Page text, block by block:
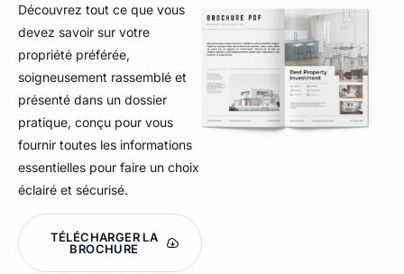
Découvrez tout ce que vous
devez savoir sur votre
propriété préférée,
soigneusement rassemblé et
présenté dans un dossier
pratique, conçu pour vous
fournir toutes les informations
essentielles pour faire un choix
éclairé et sécurisé.
TÉLÉCHARGER LA
BROCHURE